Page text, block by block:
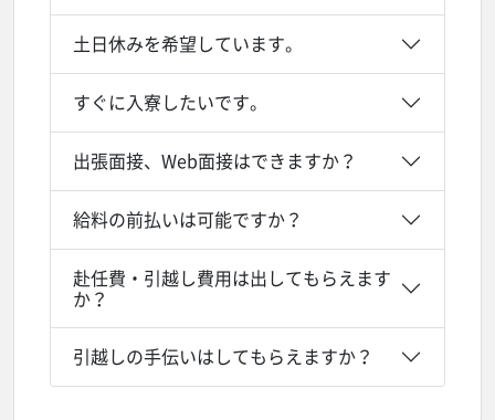
土日休みを希望しています。
すぐに入寮したいです。
出張面接、Web面接はできますか？
給料の前払いは可能ですか？
赴任費・引越し費用は出してもらえます
か？
引越しの手伝いはしてもらえますか？